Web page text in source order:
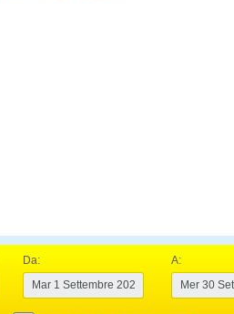
Da: A: